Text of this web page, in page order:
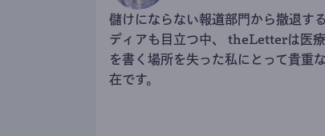
儲けにならない報道部門から撤退す
ディアも目立つ中、 theLetterは医
を書く場所を失った私にとって貴重
在です。